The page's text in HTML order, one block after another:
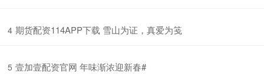
4 ​期货配资114APP下载 雪山为证，真爱为笺
5 ​壹加壹配资官网 年味渐浓迎新春#